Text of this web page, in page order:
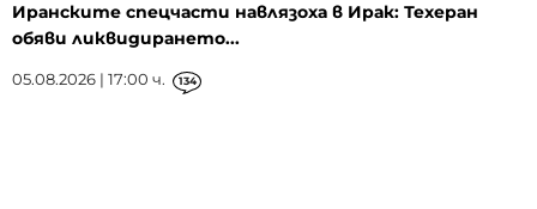
Иранските спецчасти навлязоха в Ирак: Техеран
обяви ликвидирането...
05.08.2026 | 17:00 ч. 134